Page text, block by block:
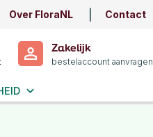
Over FloraNL Contact
Zakelijk
bestelaccount aanvragen